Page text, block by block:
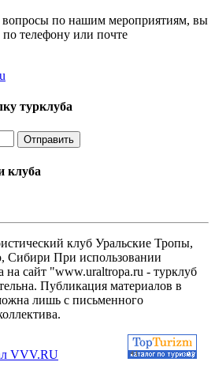
вопросы по нашим мероприятиям, вы
по телефону или почте
турклуба
клуба
клуб Уральские Тропы,
Сибири При использовании
на сайт "www.uraltropa.ru - турклуб
Публикация материалов в
лишь с письменного